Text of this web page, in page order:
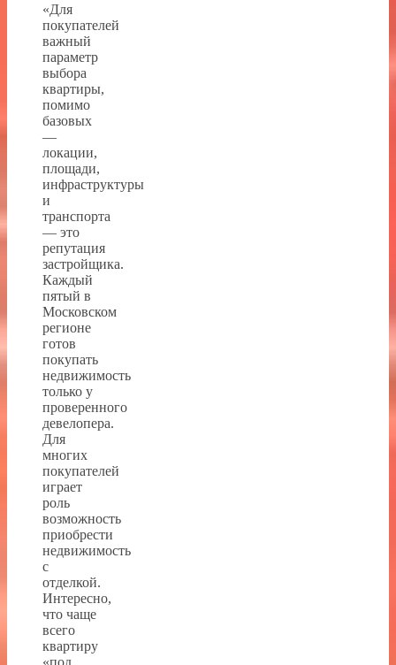
«Для
покупателей
важный
параметр
выбора
квартиры,
помимо
базовых
—
локации,
площади,
инфраструктуры
и
транспорта
— это
репутация
застройщика.
Каждый
пятый в
Московском
регионе
готов
покупать
недвижимость
только у
проверенного
девелопера.
Для
многих
покупателей
играет
роль
возможность
приобрести
недвижимость
с
отделкой.
Интересно,
что чаще
всего
квартиру
«под